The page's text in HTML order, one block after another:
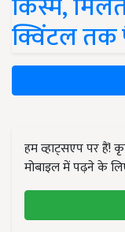
क्विंटल तक
हम व्हाट्सएप पर हैं!
मोबाइल में पढ़ने के